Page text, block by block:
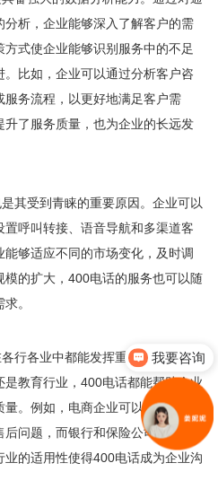
析，企业能够深入了解客户的需
式使企业能够识别服务中的不足
比如，企业可以通过分析客户咨
务流程，以更好地满足客户需
了服务质量，也为企业的长远发
其受到青睐的重要原因。企业可以
呼叫转接、语音导航和多渠道客
够适应不同的市场变化，及时调
的扩大，400电话的服务也可以随
。
行各业中都能发挥重要作用。无论
教育行业，400电话都能帮助企业
。例如，电商企业可以通过400电
问题，而银行和保险公司则能够
的适用性使得400电话成为企业沟
我要咨询